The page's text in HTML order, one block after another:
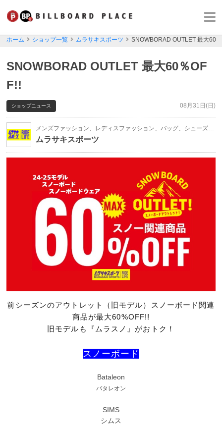
ホーム ショップ一覧 ムラサキスポーツ SNOWBORAD OUTLET 最大60
SNOWBORAD OUTLET 最大60％OF
F!!
08月31日(日)
ショップニュース
メンズファッション、レディスファッション、バッグ、シューズ、帽子、時計、アクセサリー・ジュエリー、スポーツ、アウトドア、ファッション雑貨
ムラサキスポーツ
前シーズンのアウトレット（旧モデル）スノーボード関連
商品が最大60%OFF!!
旧モデルも『ムラスノ』がおトク！
スノーボード
Bataleon
バタレオン
SIMS
シムス